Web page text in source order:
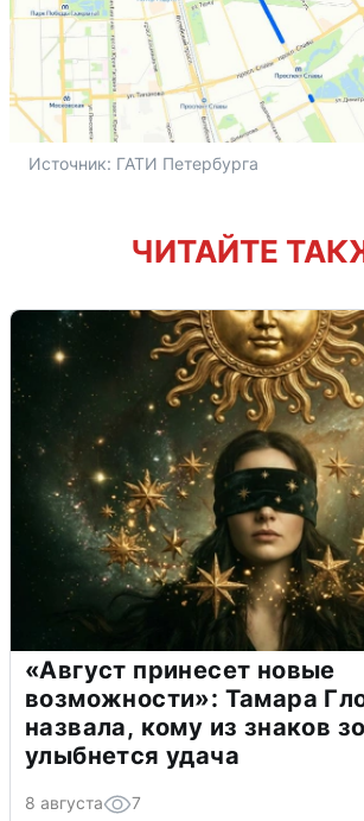
Источник: ГАТИ Петербурга
ЧИТАЙТЕ
«Август принесет новые
возможности»: Тамара
назвала, кому из знаков
улыбнется удача
8 августа 7